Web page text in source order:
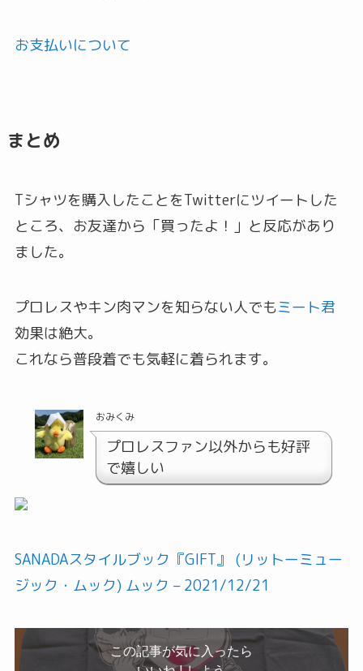
お支払いについて
まとめ
Tシャツを購入したことをTwitterにツイートした
ところ、お友達から「買ったよ！」と反応があり
ました。
プロレスやキン肉マンを知らない人でもミート君
効果は絶大。
これなら普段着でも気軽に着られます。
おみくみ
プロレスファン以外からも好評
で嬉しい
SANADAスタイルブック『GIFT』 (リットーミュー
ジック・ムック) ムック – 2021/12/21
この記事が気に入ったら